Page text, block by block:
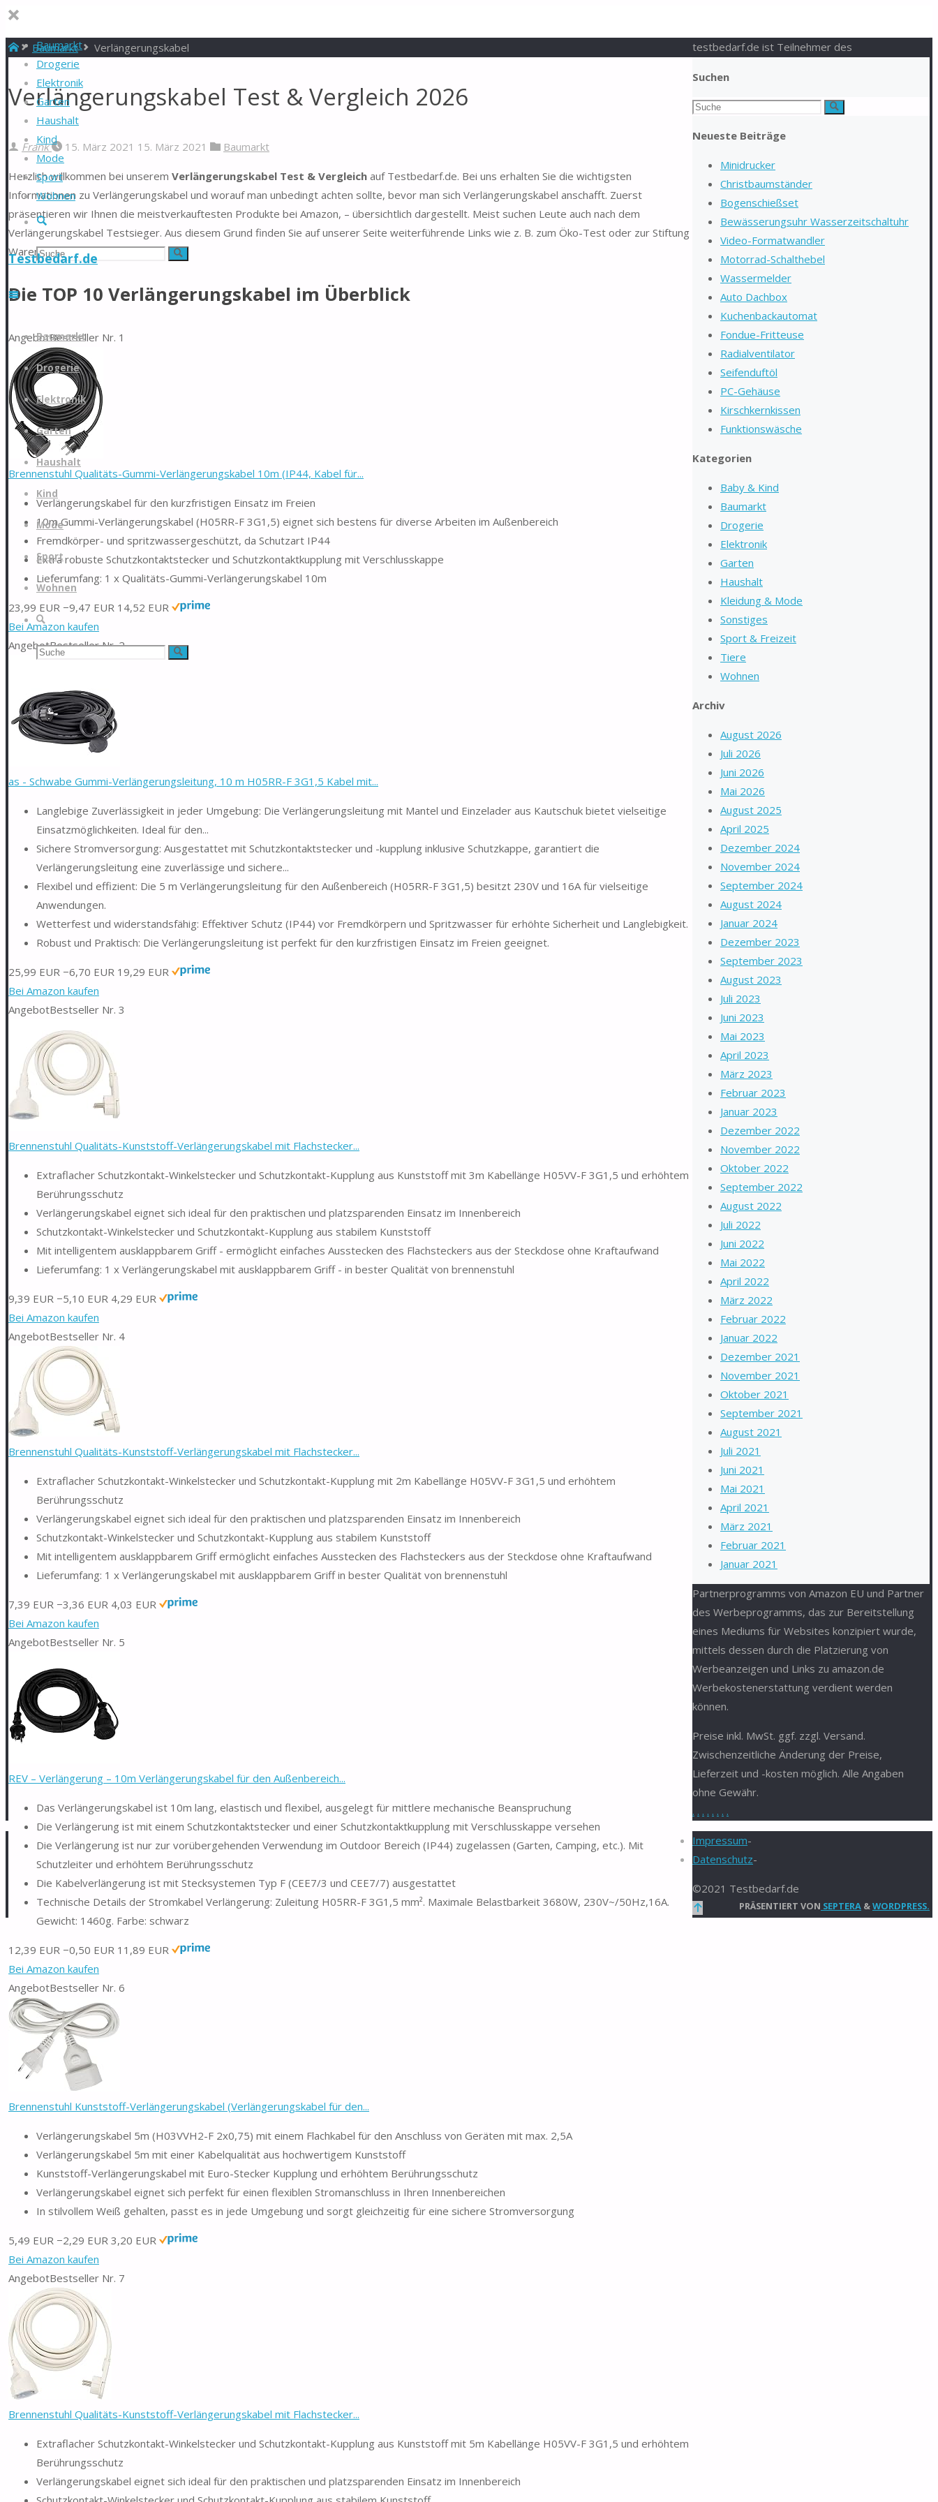
Baumarkt
Drogerie
Elektronik
Garten
Haushalt
Kind
Mode
Sport
Wohnen
Suche
Suchen Suche
Testbedarf.de
Inhalt
springen
Baumarkt
Drogerie
Elektronik
Garten
Haushalt
Kind
Mode
Sport
Wohnen
Suchen Suche
StartBaumarkt Verlängerungskabel
Verlängerungskabel Test & Vergleich 2026
Frank 15. März 2021 15. März 2021 Baumarkt
Herzlich willkommen bei unserem Verlängerungskabel Test & Vergleich auf Testbedarf.de. Bei uns erhalten Sie die wichtigsten
Informationen zu Verlängerungskabel und worauf man unbedingt achten sollte, bevor man sich Verlängerungskabel anschafft. Zuerst
präsentieren wir Ihnen die meistverkauftesten Produkte bei Amazon, – übersichtlich dargestellt. Meist suchen Leute auch nach dem
Verlängerungskabel Testsieger. Aus diesem Grund finden Sie auf unserer Seite weiterführende Links wie z. B. zum Öko-Test oder zur Stiftung
Warentest.
Die TOP 10 Verlängerungskabel im Überblick
AngebotBestseller Nr. 1
Brennenstuhl Qualitäts-Gummi-Verlängerungskabel 10m (IP44, Kabel für...
Verlängerungskabel für den kurzfristigen Einsatz im Freien
10m Gummi-Verlängerungskabel (H05RR-F 3G1,5) eignet sich bestens für diverse Arbeiten im Außenbereich
Fremdkörper- und spritzwassergeschützt, da Schutzart IP44
Extra robuste Schutzkontaktstecker und Schutzkontaktkupplung mit Verschlusskappe
Lieferumfang: 1 x Qualitäts-Gummi-Verlängerungskabel 10m
23,99 EUR −9,47 EUR 14,52 EUR
Bei Amazon kaufen
AngebotBestseller Nr. 2
as - Schwabe Gummi-Verlängerungsleitung, 10 m H05RR-F 3G1,5 Kabel mit...
Langlebige Zuverlässigkeit in jeder Umgebung: Die Verlängerungsleitung mit Mantel und Einzelader aus Kautschuk bietet vielseitige
Einsatzmöglichkeiten. Ideal für den...
Sichere Stromversorgung: Ausgestattet mit Schutzkontaktstecker und -kupplung inklusive Schutzkappe, garantiert die
Verlängerungsleitung eine zuverlässige und sichere...
Flexibel und effizient: Die 5 m Verlängerungsleitung für den Außenbereich (H05RR-F 3G1,5) besitzt 230V und 16A für vielseitige
Anwendungen.
Wetterfest und widerstandsfähig: Effektiver Schutz (IP44) vor Fremdkörpern und Spritzwasser für erhöhte Sicherheit und Langlebigkeit.
Robust und Praktisch: Die Verlängerungsleitung ist perfekt für den kurzfristigen Einsatz im Freien geeignet.
25,99 EUR −6,70 EUR 19,29 EUR
Bei Amazon kaufen
AngebotBestseller Nr. 3
Brennenstuhl Qualitäts-Kunststoff-Verlängerungskabel mit Flachstecker...
Extraflacher Schutzkontakt-Winkelstecker und Schutzkontakt-Kupplung aus Kunststoff mit 3m Kabellänge H05VV-F 3G1,5 und erhöhtem
Berührungsschutz
Verlängerungskabel eignet sich ideal für den praktischen und platzsparenden Einsatz im Innenbereich
Schutzkontakt-Winkelstecker und Schutzkontakt-Kupplung aus stabilem Kunststoff
Mit intelligentem ausklappbarem Griff - ermöglicht einfaches Ausstecken des Flachsteckers aus der Steckdose ohne Kraftaufwand
Lieferumfang: 1 x Verlängerungskabel mit ausklappbarem Griff - in bester Qualität von brennenstuhl
9,39 EUR −5,10 EUR 4,29 EUR
Bei Amazon kaufen
AngebotBestseller Nr. 4
Brennenstuhl Qualitäts-Kunststoff-Verlängerungskabel mit Flachstecker...
Extraflacher Schutzkontakt-Winkelstecker und Schutzkontakt-Kupplung mit 2m Kabellänge H05VV-F 3G1,5 und erhöhtem
Berührungsschutz
Verlängerungskabel eignet sich ideal für den praktischen und platzsparenden Einsatz im Innenbereich
Schutzkontakt-Winkelstecker und Schutzkontakt-Kupplung aus stabilem Kunststoff
Mit intelligentem ausklappbarem Griff ermöglicht einfaches Ausstecken des Flachsteckers aus der Steckdose ohne Kraftaufwand
Lieferumfang: 1 x Verlängerungskabel mit ausklappbarem Griff in bester Qualität von brennenstuhl
7,39 EUR −3,36 EUR 4,03 EUR
Bei Amazon kaufen
AngebotBestseller Nr. 5
REV – Verlängerung – 10m Verlängerungskabel für den Außenbereich...
Das Verlängerungskabel ist 10m lang, elastisch und flexibel, ausgelegt für mittlere mechanische Beanspruchung
Die Verlängerung ist mit einem Schutzkontaktstecker und einer Schutzkontaktkupplung mit Verschlusskappe versehen
Die Verlängerung ist nur zur vorübergehenden Verwendung im Outdoor Bereich (IP44) zugelassen (Garten, Camping, etc.). Mit
Schutzleiter und erhöhtem Berührungsschutz
Die Kabelverlängerung ist mit Stecksystemen Typ F (CEE7/3 und CEE7/7) ausgestattet
Technische Details der Stromkabel Verlängerung: Zuleitung H05RR-F 3G1,5 mm². Maximale Belastbarkeit 3680W, 230V~/50Hz,16A.
Gewicht: 1460g. Farbe: schwarz
12,39 EUR −0,50 EUR 11,89 EUR
Bei Amazon kaufen
AngebotBestseller Nr. 6
Brennenstuhl Kunststoff-Verlängerungskabel (Verlängerungskabel für den...
Verlängerungskabel 5m (H03VVH2-F 2x0,75) mit einem Flachkabel für den Anschluss von Geräten mit max. 2,5A
Verlängerungskabel 5m mit einer Kabelqualität aus hochwertigem Kunststoff
Kunststoff-Verlängerungskabel mit Euro-Stecker Kupplung und erhöhtem Berührungsschutz
Verlängerungskabel eignet sich perfekt für einen flexiblen Stromanschluss in Ihren Innenbereichen
In stilvollem Weiß gehalten, passt es in jede Umgebung und sorgt gleichzeitig für eine sichere Stromversorgung
5,49 EUR −2,29 EUR 3,20 EUR
Bei Amazon kaufen
AngebotBestseller Nr. 7
Brennenstuhl Qualitäts-Kunststoff-Verlängerungskabel mit Flachstecker...
Extraflacher Schutzkontakt-Winkelstecker und Schutzkontakt-Kupplung aus Kunststoff mit 5m Kabellänge H05VV-F 3G1,5 und erhöhtem
Berührungsschutz
Verlängerungskabel eignet sich ideal für den praktischen und platzsparenden Einsatz im Innenbereich
Suchen
Suchen
Suche
Neueste Beiträge
Minidrucker
Christbaumständer
Bogenschießset
Bewässerungsuhr Wasserzeitschaltuhr
Video-Formatwandler
Motorrad-Schalthebel
Wassermelder
Auto Dachbox
Kuchenbackautomat
Fondue-Fritteuse
Radialventilator
Seifenduftöl
PC-Gehäuse
Kirschkernkissen
Funktionswäsche
Kategorien
Baby & Kind
Baumarkt
Drogerie
Elektronik
Garten
Haushalt
Kleidung & Mode
Sonstiges
Sport & Freizeit
Tiere
Wohnen
Archiv
August 2026
Juli 2026
Juni 2026
Mai 2026
August 2025
April 2025
Dezember 2024
November 2024
September 2024
August 2024
Januar 2024
Dezember 2023
September 2023
August 2023
Juli 2023
Juni 2023
Mai 2023
April 2023
März 2023
Februar 2023
Januar 2023
Dezember 2022
November 2022
Oktober 2022
September 2022
August 2022
Juli 2022
Juni 2022
Mai 2022
April 2022
März 2022
Februar 2022
Januar 2022
Dezember 2021
November 2021
Oktober 2021
September 2021
August 2021
Juli 2021
Juni 2021
Mai 2021
April 2021
März 2021
Februar 2021
Januar 2021
testbedarf.de ist Teilnehmer des
Partnerprogramms von Amazon EU und Partner
des Werbeprogramms, das zur Bereitstellung
eines Mediums für Websites konzipiert wurde,
mittels dessen durch die Platzierung von
Werbeanzeigen und Links zu amazon.de
Werbekostenerstattung verdient werden
können.
Preise inkl. MwSt. ggf. zzgl. Versand.
Zwischenzeitliche Änderung der Preise,
Lieferzeit und -kosten möglich. Alle Angaben
ohne Gewähr.
. . . . . . . .
Impressum-
Datenschutz-
©2021 Testbedarf.de
PRÄSENTIERT VON SEPTERA &WORDPRESS.
Zurück